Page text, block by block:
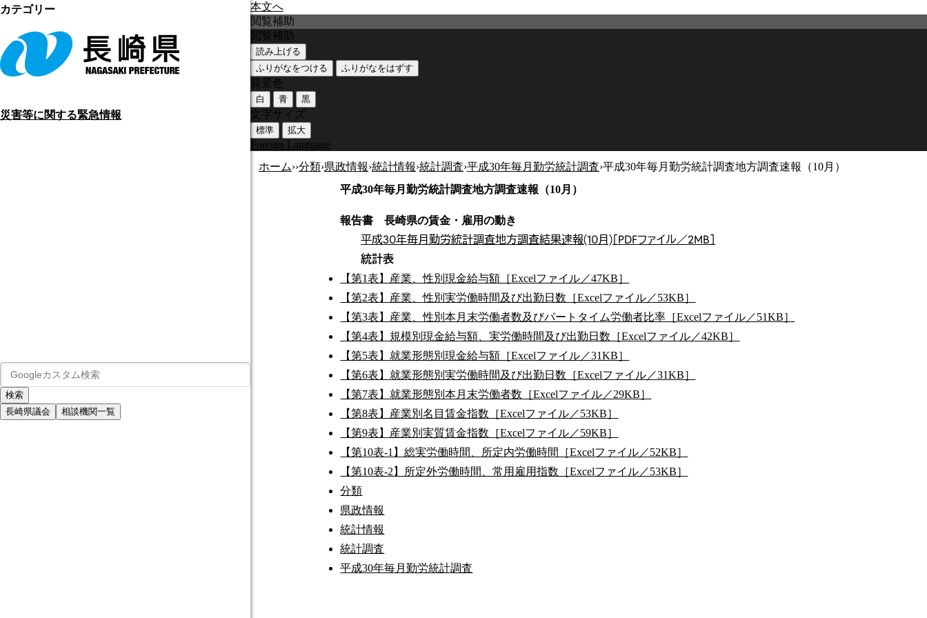
本文へ
災害等に関する緊急情報
長崎県議会 相談機関一覧
閲覧補助
閲覧補助
読み上げる
ふりがなをつける
ふりがなをはずす
背景色
白 青 黒
文字サイズ
標準 拡大
Foreign Language
ホーム››分類›県政情報›統計情報›統計調査›平成30年毎月勤労統計調査›平成30年毎月勤労統計調査地方調査速報（10月）
平成30年毎月勤労統計調査地方調査速報（10月）
報告書 長崎県の賃金・雇用の動き
平成30年毎月勤労統計調査地方調査結果速報(10月)［PDFファイル／2MB］
統計表
【第1表】産業、性別現金給与額［Excelファイル／47KB］
【第2表】産業、性別実労働時間及び出勤日数［Excelファイル／53KB］
【第3表】産業、性別本月末労働者数及びパートタイム労働者比率［Excelファイル／51KB］
【第4表】規模別現金給与額、実労働時間及び出勤日数［Excelファイル／42KB］
【第5表】就業形態別現金給与額［Excelファイル／31KB］
【第6表】就業形態別実労働時間及び出勤日数［Excelファイル／31KB］
【第7表】就業形態別本月末労働者数［Excelファイル／29KB］
【第8表】産業別名目賃金指数［Excelファイル／53KB］
【第9表】産業別実質賃金指数［Excelファイル／59KB］
【第10表-1】総実労働時間、所定内労働時間［Excelファイル／52KB］
【第10表-2】所定外労働時間、常用雇用指数［Excelファイル／53KB］
カテゴリー
分類
県政情報
統計情報
統計調査
平成30年毎月勤労統計調査